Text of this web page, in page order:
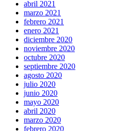
abril 2021
marzo 2021
febrero 2021
enero 2021
diciembre 2020
noviembre 2020
octubre 2020
septiembre 2020
agosto 2020
julio 2020
junio 2020
mayo 2020
abril 2020
marzo 2020
febrero 2020